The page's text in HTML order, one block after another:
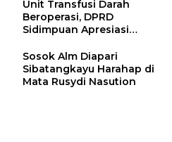
Unit Transfusi Darah
Beroperasi, DPRD
Sidimpuan Apresiasi
Layanan Kesehatan
Sosok Alm Diapari
Sibatangkayu Harahap di
Mata Rusydi Nasution